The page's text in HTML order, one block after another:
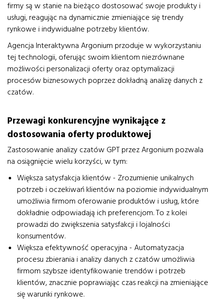
firmy są w stanie na bieżąco dostosować swoje produkty i
usługi, reagując na dynamicznie zmieniające się trendy
rynkowe i indywidualne potrzeby klientów.
Agencja Interaktywna Argonium przoduje w wykorzystaniu
tej technologii, oferując swoim klientom niezrównane
możliwości personalizacji oferty oraz optymalizacji
procesów biznesowych poprzez dokładną analizę danych z
czatów.
Przewagi konkurencyjne wynikające z
dostosowania oferty produktowej
Zastosowanie analizy czatów GPT przez Argonium pozwala
na osiągnięcie wielu korzyści, w tym:
Większa satysfakcja klientów - Zrozumienie unikalnych
potrzeb i oczekiwań klientów na poziomie indywidualnym
umożliwia firmom oferowanie produktów i usług, które
dokładnie odpowiadają ich preferencjom. To z kolei
prowadzi do zwiększenia satysfakcji i lojalności
konsumentów.
Większa efektywność operacyjna - Automatyzacja
procesu zbierania i analizy danych z czatów umożliwia
firmom szybsze identyfikowanie trendów i potrzeb
klientów, znacznie poprawiając czas reakcji na zmieniające
się warunki rynkowe.